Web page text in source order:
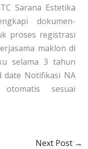
Sarana Estetika
dokumen-
proses registrasi
maklon di
selama 3 tahun
date Notifikasi NA
sesuai
Next Post →